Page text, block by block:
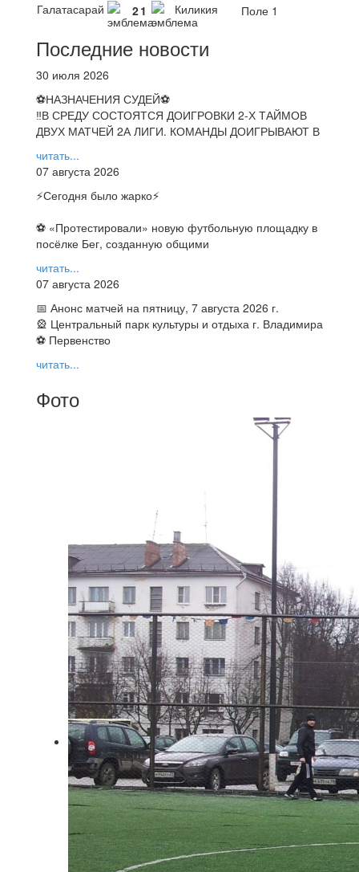
Галатасарай 21 Киликия Поле 1
Последние новости
30 июля 2026
⚽НАЗНАЧЕНИЯ СУДЕЙ⚽
‼В СРЕДУ СОСТОЯТСЯ ДОИГРОВКИ 2-Х ТАЙМОВ
ДВУХ МАТЧЕЙ 2А ЛИГИ. КОМАНДЫ ДОИГРЫВАЮТ В
читать...
07 августа 2026
⚡️Сегодня было жарко⚡️
⚽ ️«Протестировали» новую футбольную площадку в
посёлке Бег, созданную общими
читать...
07 августа 2026
📅 Анонс матчей на пятницу, 7 августа 2026 г.
🎡 Центральный парк культуры и отдыха г. Владимира
⚽ Первенство
читать...
Фото